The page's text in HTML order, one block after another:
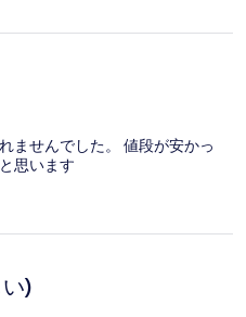
ませんでした。 値段が安かっ
思います
)